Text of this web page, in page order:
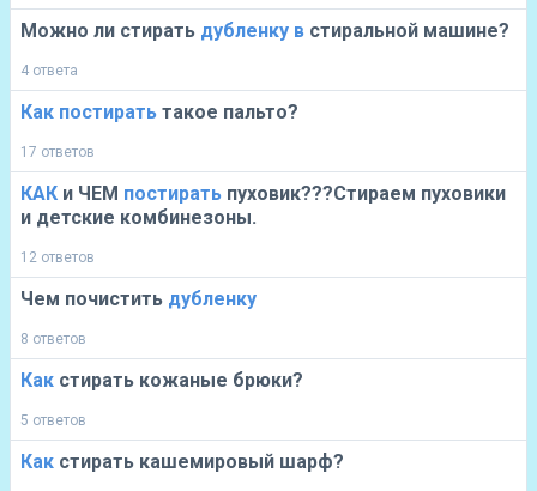
Можно ли стирать дубленку в стиральной машине?
4 ответа
Как постирать такое пальто?
17 ответов
КАК и ЧЕМ постирать пуховик???Стираем пуховики
и детские комбинезоны.
12 ответов
Чем почистить дубленку
8 ответов
Как стирать кожаные брюки?
5 ответов
Как стирать кашемировый шарф?